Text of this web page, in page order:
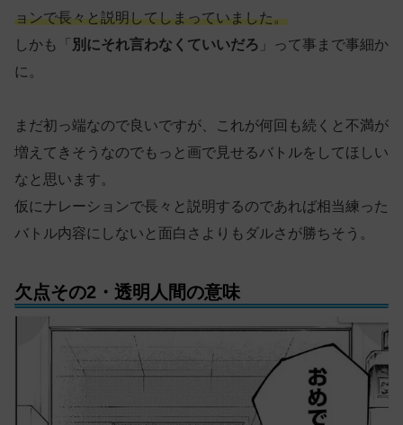
ョンで長々と説明してしまっていました。
しかも「 別にそれ言わなくていいだろ 」って事まで事細か
に。
まだ初っ端なので良いですが、これが何回も続くと不満が
増えてきそうなのでもっと画で見せるバトルをしてほしい
なと思います。
仮にナレーションで長々と説明するのであれば相当練った
バトル内容にしないと面白さよりもダルさが勝ちそう。
欠点その2・透明人間の意味